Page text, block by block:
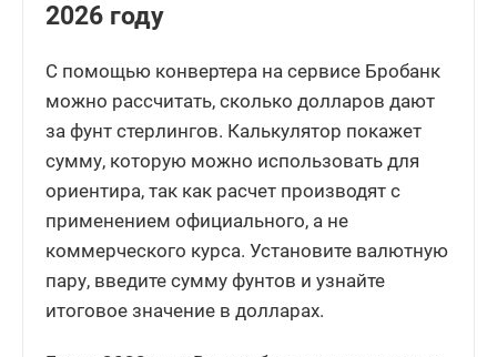
Сингапурский доллар
64.0724 +0.5272 Рассчитать
Тайский бат 10 THB
24.8177 +0.1972 Рассчитать
Таджикский сомони
2026 году
С помощью конвертера на сервисе Бробанк
можно рассчитать, сколько долларов дают
за фунт стерлингов. Калькулятор покажет
сумму, которую можно использовать для
ориентира, так как расчет производят с
применением официального, а не
коммерческого курса. Установите валютную
пару, введите сумму фунтов и узнайте
итоговое значение в долларах.